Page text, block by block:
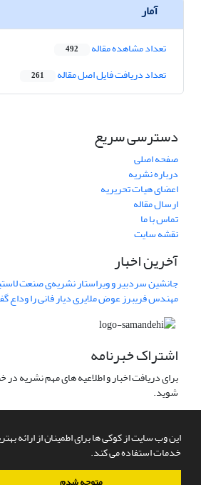
این وب سایت از کوکی ها برای اطمینان از ارائه
خدمات استفاده می کند.
آمار
تعداد مشاهده مقاله 492
تعداد دریافت فایل اصل مقاله 261
دسترسی سریع
صفحه اصلی
درباره نشریه
اعضای هیات تحریریه
ارسال مقاله
تماس با ما
نقشه سایت
آخرین اخبار
جانشین سردبیر و ویراستار نشریه‌ی صنعت
مهندس فریبرز عوض ملایری دیار فانی را وداع
اشتراک خبرنامه
برای دریافت اخبار و اطلاعیه های مهم نشریه
شوید.